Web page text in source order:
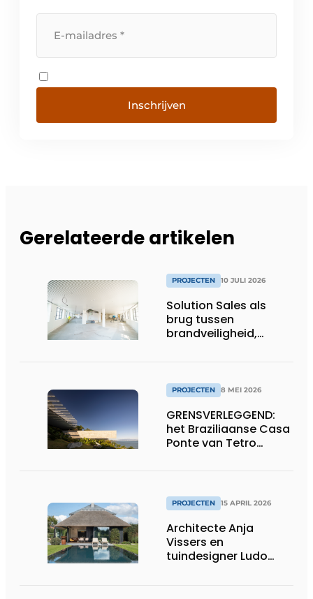
Inschrijven
Gerelateerde artikelen
PROJECTEN 10 JULI 2026
Solution Sales als
brug tussen
brandveiligheid,
PROJECTEN 8 MEI 2026
GRENSVERLEGGEND:
het Braziliaanse Casa
Ponte van Tetro
PROJECTEN 15 APRIL 2026
Architecte Anja
Vissers en
tuindesigner Ludo